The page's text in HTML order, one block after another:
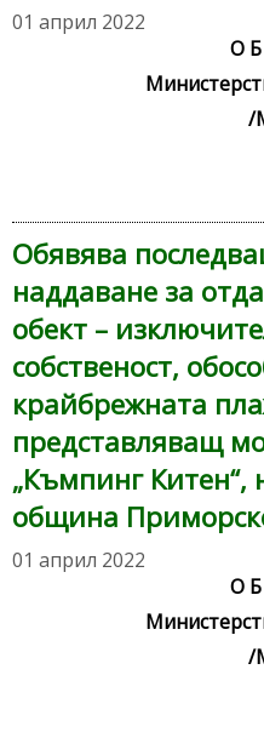
01 април 2022
О
/
Обявява
наддаване за
обект –
собственост,
крайбрежната
представляващ
„Къмпинг Китен“,
община
01 април 2022
О
/